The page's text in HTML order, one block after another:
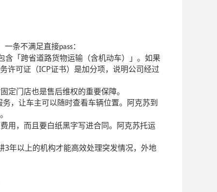
一条不满足直接pass：
含「跨省道路货物运输（含机动车）」。如果
许可证（ICP证书）是加分项，说明公司经过
定门店也是售后维权的重要保障。
务，让车主可以随时查看车辆位置。阿克苏到
用，而且要白纸黑字写进合同。阿克苏托运
3年以上的机构才能高效处理突发情况，外地